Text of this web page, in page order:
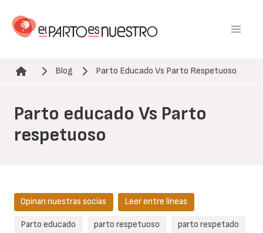
contenido
Ruta de navegación
Blog Parto Educado Vs Parto Respetuoso
Parto educado Vs Parto
respetuoso
Opinan nuestras socias Leer entre líneas
Parto educado parto respetuoso parto respetado